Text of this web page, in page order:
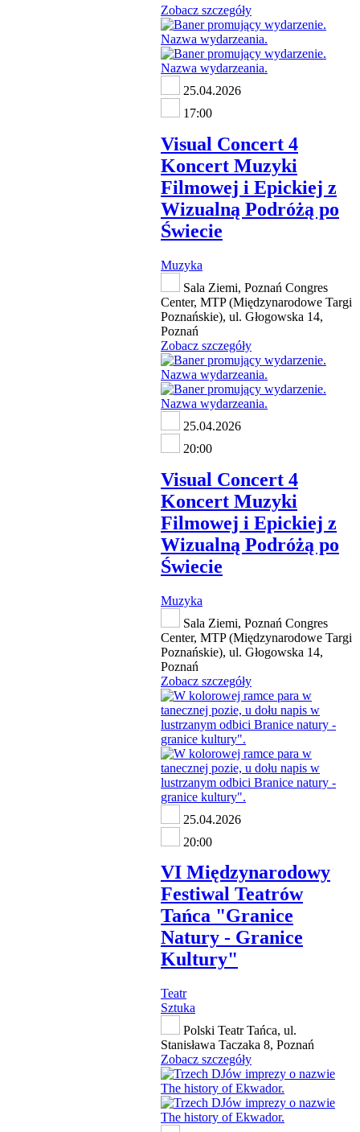
Zobacz szczegóły
25.04.2026
17:00
Visual Concert 4
Koncert Muzyki
Filmowej i Epickiej z
Wizualną Podróżą po
Świecie
Muzyka
Sala Ziemi, Poznań Congres
Center, MTP (Międzynarodowe Targi
Poznańskie), ul. Głogowska 14,
Poznań
Zobacz szczegóły
25.04.2026
20:00
Visual Concert 4
Koncert Muzyki
Filmowej i Epickiej z
Wizualną Podróżą po
Świecie
Muzyka
Sala Ziemi, Poznań Congres
Center, MTP (Międzynarodowe Targi
Poznańskie), ul. Głogowska 14,
Poznań
Zobacz szczegóły
25.04.2026
20:00
VI Międzynarodowy
Festiwal Teatrów
Tańca "Granice
Natury - Granice
Kultury"
Teatr
Sztuka
Polski Teatr Tańca, ul.
Stanisława Taczaka 8, Poznań
Zobacz szczegóły